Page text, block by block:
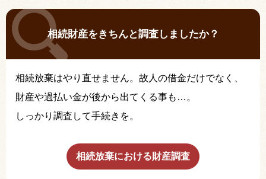
相続財産をきちんと調査しましたか？
相続放棄はやり直せません。故人の借金だけでなく、
財産や過払い金が後から出てくる事も…。
しっかり調査して手続きを。
相続放棄における財産調査